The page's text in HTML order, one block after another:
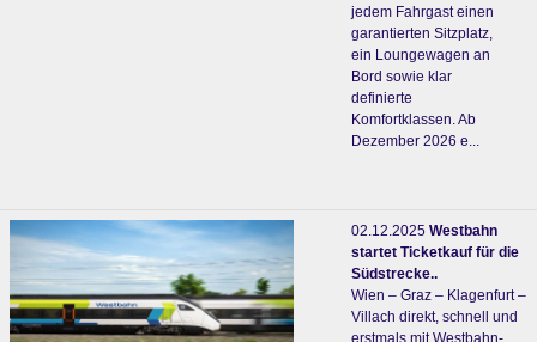
jedem Fahrgast einen
garantierten Sitzplatz,
ein Loungewagen an
Bord sowie klar
definierte
Komfortklassen. Ab
Dezember 2026 e...
02.12.2025 Westbahn
startet Ticketkauf für die
Südstrecke..
Wien – Graz – Klagenfurt –
Villach direkt, schnell und
erstmals mit Westbahn-